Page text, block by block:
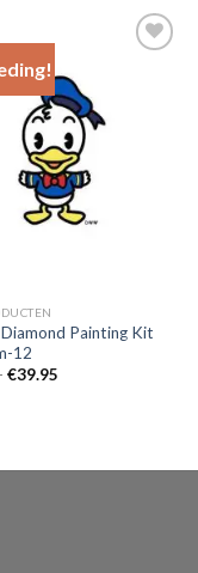
Painting Kit
12
- €39.95Prijsklasse: